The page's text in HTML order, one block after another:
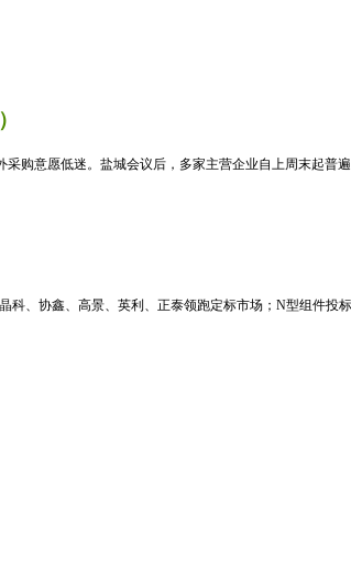
购意愿低迷。盐城会议后，多家主营企业自上周末起普
科、协鑫、高景、英利、正泰领跑定标市场；N型组件投